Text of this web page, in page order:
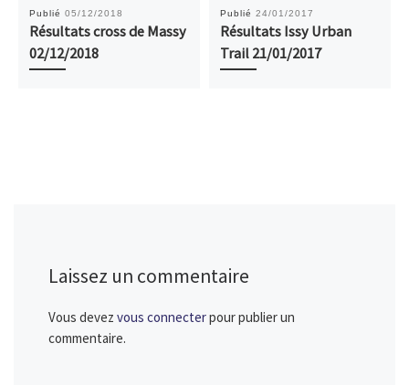
Publié 05/12/2018
Résultats cross de Massy
02/12/2018
Publié 24/01/2017
Résultats Issy Urban
Trail 21/01/2017
Laissez un commentaire
Vous devez vous connecterpour publier un
commentaire.